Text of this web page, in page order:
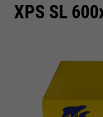
XPS SL